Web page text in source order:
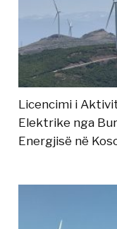
Licencimi i
Elektrike nga
Energjisë në